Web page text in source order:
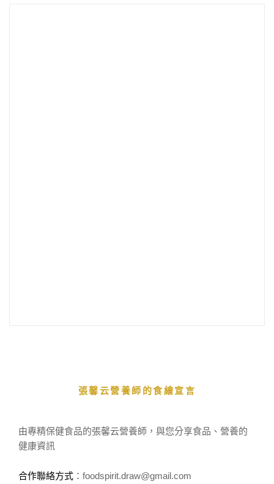
張馨云營養師的食繪宣言
由專精保健食品的張馨云營養師，與您分享食品、營養的
健康資訊
合作聯絡方式 ：foodspirit.draw@gmail.com